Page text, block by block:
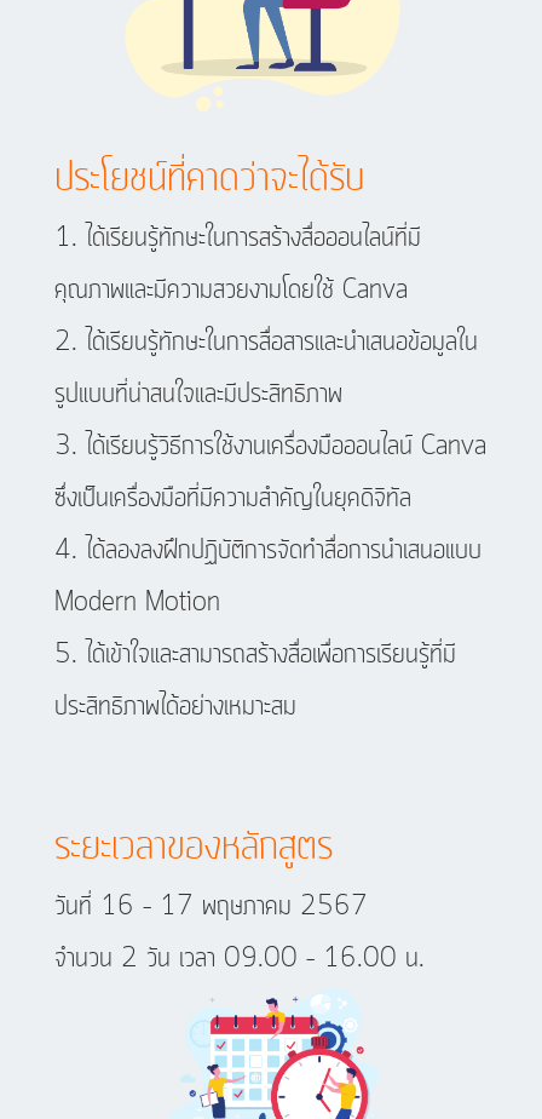
ประโยชน์ที่คาดว่าจะได้รับ
ได้เรียนรู้ทักษะในการสร้างสื่อออนไลน์ที่มี
คุณภาพและมีความสวยงามโดยใช้ Canva
ได้เรียนรู้ทักษะในการสื่อสารและนำเสนอข้อมูลใน
รูปแบบที่น่าสนใจและมีประสิทธิภาพ
ได้เรียนรู้วิธีการใช้งานเครื่องมือออนไลน์ Canva
ซึ่งเป็นเครื่องมือที่มีความสำคัญในยุคดิจิทัล
ได้ลองลงฝึกปฏิบัติการจัดทำสื่อการนำเสนอแบบ
Modern Motion
ได้เข้าใจและสามารถสร้างสื่อเพื่อการเรียนรู้ที่มี
ประสิทธิภาพได้อย่างเหมาะสม​
ระยะเวลาของหลักสูตร
วันที่ 16 – 17 พฤษภาคม 2567
​จำนวน 2 วัน เวลา 09.00 – 16.00 น.